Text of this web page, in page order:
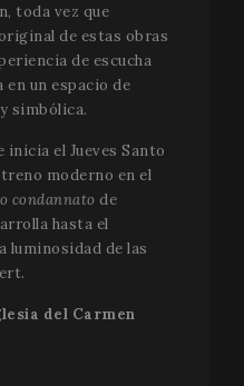
toda vez que
de estas obras
de escucha
un espacio de
simbólica.
el Jueves Santo
moderno en el
condannato de
hasta el
luminosidad de las
del Carmen